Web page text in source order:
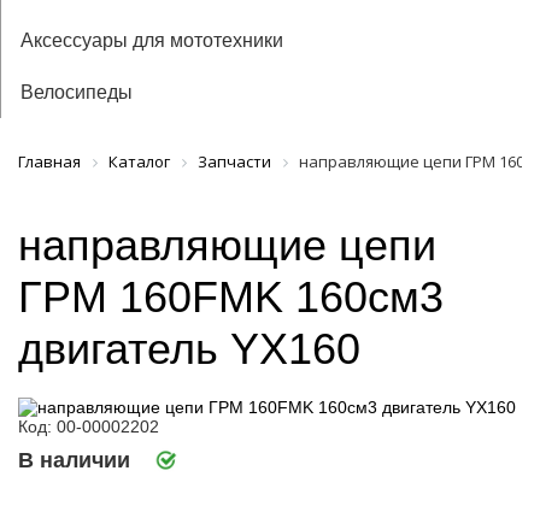
Аксессуары для мототехники
Велосипеды
Главная Каталог Запчасти направляющие цепи ГРМ
направляющие цепи
ГРМ 160FMK 160см3
двигатель YX160
Код: 00-00002202
В наличии